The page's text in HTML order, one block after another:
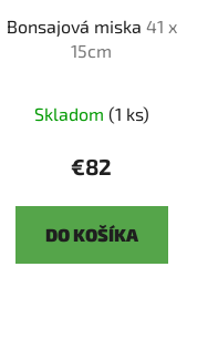
Bonsajová miska 41 x
15cm
Skladom (1 ks)
€82
DO KOŠÍKA